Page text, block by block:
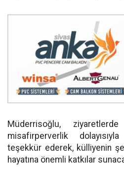
Müderrisoğlu,
misafirperverlik
teşekkür ederek, külliyenin
hayatına önemli katkılar